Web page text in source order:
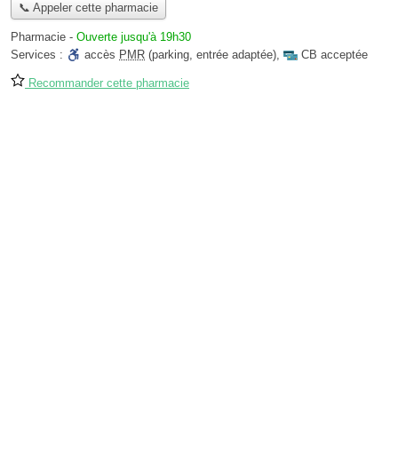
📞 Appeler cette pharmacie
Pharmacie - Ouverte jusqu'à 19h30
Services :
accès PMR (parking, entrée adaptée), CB acceptée
Recommander cette pharmacie